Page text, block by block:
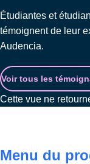
Étudiantes et
témoignent de leur
Audencia.
Voir tous les
Cette vue ne
Menu du